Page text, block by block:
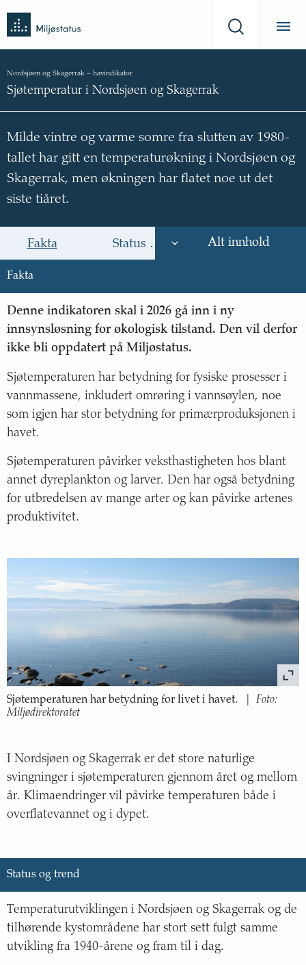
Miljøstatus
til
forsiden
Søk
Nordsjøen og Skagerrak – havindikator
Sjøtemperatur i Nordsjøen og Skagerrak
Milde vintre og varme somre fra slutten av 1980-
tallet har gitt en temperaturøkning i Nordsjøen og
Skagerrak, men økningen har flatet noe ut det
siste tiåret.
Fakta Status og trend Årsak til
Alt innhold
Fakta
Status og trend
Årsak til trendene
Konsekvenser
Om havindikatoren
Transport av vannmasser i Nordsjøen og Skagerrak
Havforsuring i Nordsjøen og Skagerrak
Næringssalter i Skagerrak
Oksygen i bunnvannet i Skagerrak
Fakta
Denne indikatoren skal i 2026 gå inn i ny
innsynsløsning for økologisk tilstand. Den vil derfor
ikke bli oppdatert på Miljøstatus.
Sjøtemperaturen har betydning for fysiske prosesser i
vannmassene, inkludert omrøring i vannsøylen, noe
som igjen har stor betydning for primærproduksjonen i
havet.
Sjøtemperaturen påvirker veksthastigheten hos blant
annet dyreplankton og larver. Den har også betydning
for utbredelsen av mange arter og kan påvirke artenes
produktivitet.
Sjøtemperaturen har betydning for livet i havet.
Foto:
Miljødirektoratet
I Nordsjøen og Skagerrak er det store naturlige
svingninger i sjøtemperaturen gjennom året og mellom
år. Klimaendringer vil påvirke temperaturen både i
overflatevannet og i dypet.
Status og trend
Temperaturutviklingen i Nordsjøen og Skagerrak og de
tilhørende kystområdene har stort sett fulgt samme
utvikling fra 1940-årene og fram til i dag.